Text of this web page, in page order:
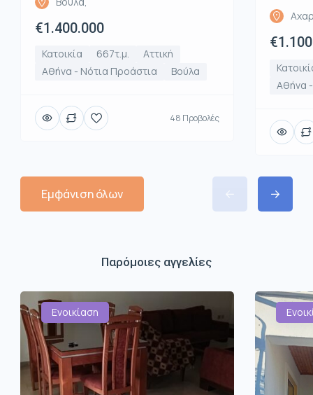
€1.400.000
Κατοικία 667τ.μ.
Αττική
Αθήνα - Νότια Προάστια
Βούλα
48 Προβολές
Αθήνα
Εμφάνιση όλων
Παρόμοιες αγγελίες
Ενοικίαση